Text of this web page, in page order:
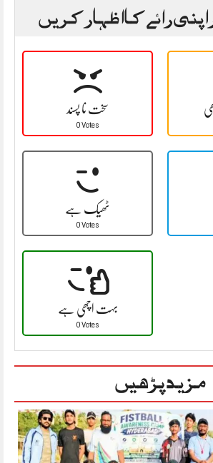
رائے کا اظہار کریں
سخت نا پسند
0 Votes
ٹھیک ہے
0 Votes
بہت اچھی ہے
0 Votes
مزید پڑھیں